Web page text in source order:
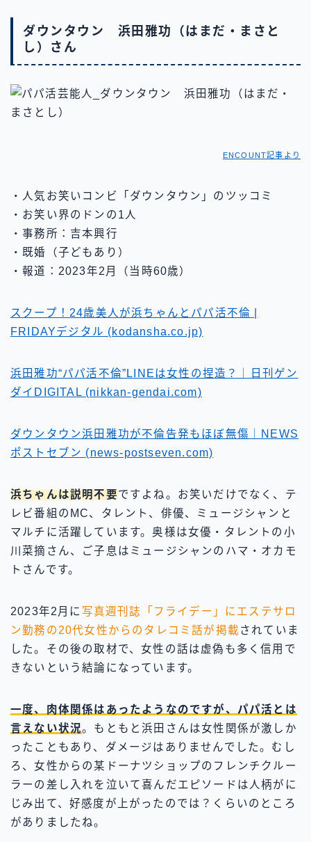
ダウンタウン 浜田雅功（はまだ・まさと
し）さん
ENCOUNT記事より
・人気お笑いコンビ「ダウンタウン」のツッコミ
・お笑い界のドンの1人
・事務所：吉本興行
・既婚（子どもあり）
・報道：2023年2月（当時60歳）
スクープ！24歳美人が浜ちゃんとパパ活不倫 |
FRIDAYデジタル (kodansha.co.jp)
浜田雅功“パパ活不倫”LINEは女性の捏造？｜日刊ゲン
ダイDIGITAL (nikkan-gendai.com)
ダウンタウン浜田雅功が不倫告発もほぼ無傷｜NEWS
ポストセブン (news-postseven.com)
浜ちゃんは説明不要ですよね。お笑いだけでなく、テ
レビ番組のMC、タレント、俳優、ミュージシャンと
マルチに活躍しています。奥様は女優・タレントの小
川菜摘さん、ご子息はミュージシャンのハマ・オカモ
トさんです。
2023年2月に 写真週刊誌「フライデー」にエステサロ
ン勤務の20代女性からのタレコミ話が掲載 されていま
した。その後の取材で、女性の話は虚偽も多く信用で
きないという結論になっています。
一度、肉体関係はあったようなのですが、パパ活とは
言えない状況。もともと浜田さんは女性関係が激しか
ったこともあり、ダメージはありませんでした。むし
ろ、女性からの某ドーナツショップのフレンチクルー
ラーの差し入れを泣いて喜んだエピソードは人柄がに
じみ出て、好感度が上がったのでは？くらいのところ
がありましたね。